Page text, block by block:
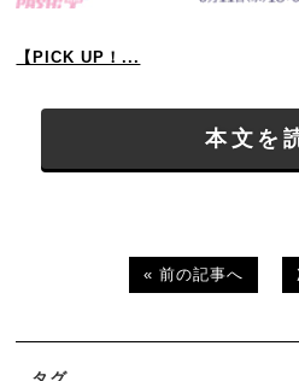
【PICK UP！...
本文を
« 前の記事へ